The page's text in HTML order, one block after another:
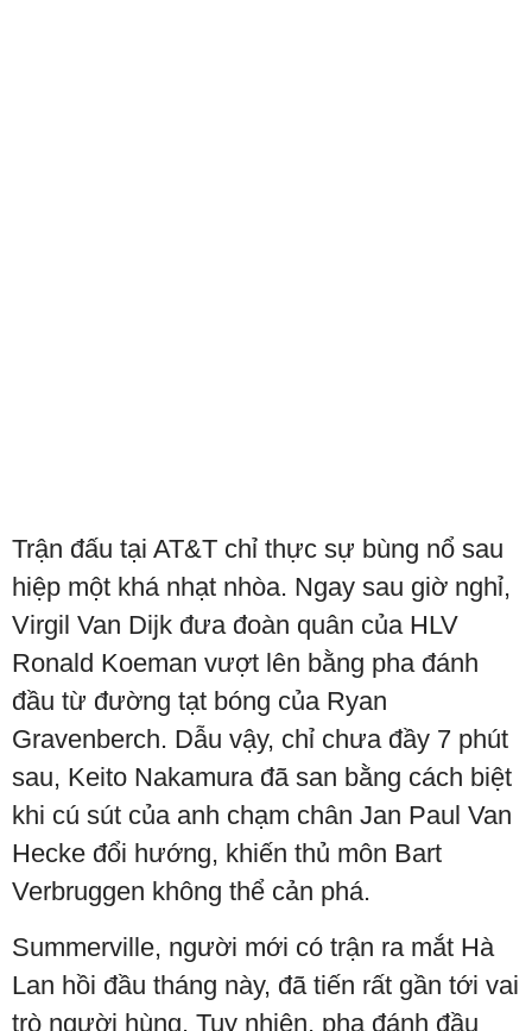
Trận đấu tại AT&T chỉ thực sự bùng nổ sau
hiệp một khá nhạt nhòa. Ngay sau giờ nghỉ,
Virgil Van Dijk đưa đoàn quân của HLV
Ronald Koeman vượt lên bằng pha đánh
đầu từ đường tạt bóng của Ryan
Gravenberch. Dẫu vậy, chỉ chưa đầy 7 phút
sau, Keito Nakamura đã san bằng cách biệt
khi cú sút của anh chạm chân Jan Paul Van
Hecke đổi hướng, khiến thủ môn Bart
Verbruggen không thể cản phá.
Summerville, người mới có trận ra mắt Hà
Lan hồi đầu tháng này, đã tiến rất gần tới vai
trò người hùng. Tuy nhiên, pha đánh đầu